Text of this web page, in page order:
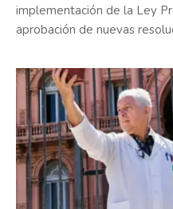
implementación de la Ley
aprobación de nuevas